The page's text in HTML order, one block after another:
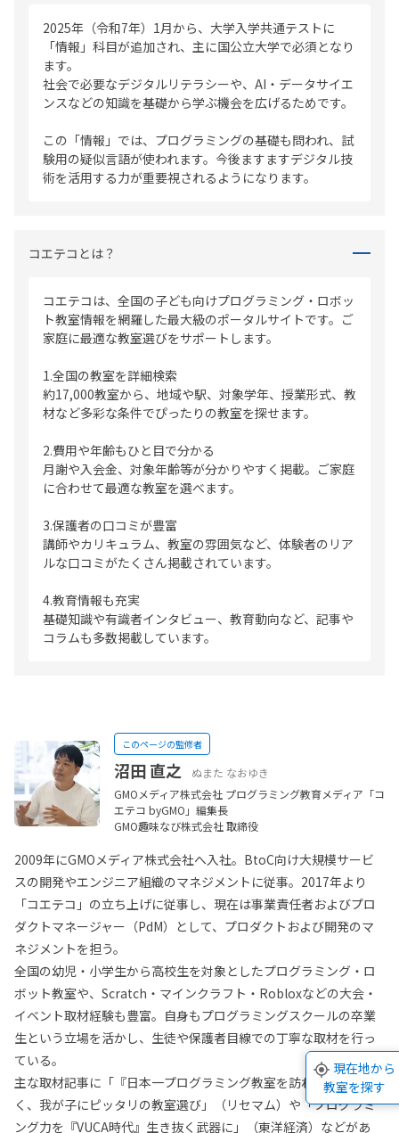
2025年（令和7年）1月から、大学入学共通テストに
「情報」科目が追加され、主に国公立大学で必須となり
ます。
社会で必要なデジタルリテラシーや、AI・データサイエ
ンスなどの知識を基礎から学ぶ機会を広げるためです。
この「情報」では、プログラミングの基礎も問われ、試
験用の疑似言語が使われます。今後ますますデジタル技
術を活用する力が重要視されるようになります。
コエテコとは？
コエテコは、全国の子ども向けプログラミング・ロボッ
ト教室情報を網羅した最大級のポータルサイトです。ご
家庭に最適な教室選びをサポートします。
1.全国の教室を詳細検索
約17,000教室から、地域や駅、対象学年、授業形式、教
材など多彩な条件でぴったりの教室を探せます。
2.費用や年齢もひと目で分かる
月謝や入会金、対象年齢等が分かりやすく掲載。ご家庭
に合わせて最適な教室を選べます。
3.保護者の口コミが豊富
講師やカリキュラム、教室の雰囲気など、体験者のリア
ルな口コミがたくさん掲載されています。
4.教育情報も充実
基礎知識や有識者インタビュー、教育動向など、記事や
コラムも多数掲載しています。
このページの監修者
沼田 直之
ぬまた なおゆき
GMOメディア株式会社 プログラミング教育メディア「コ
エテコ byGMO」編集長
GMO趣味なび株式会社 取締役
2009年にGMOメディア株式会社へ入社。BtoC向け大規模サービ
スの開発やエンジニア組織のマネジメントに従事。2017年より
「コエテコ」の立ち上げに従事し、現在は事業責任者およびプロ
ダクトマネージャー（PdM）として、プロダクトおよび開発のマ
ネジメントを担う。
全国の幼児・小学生から高校生を対象としたプログラミング・ロ
ボット教室や、Scratch・マインクラフト・Robloxなどの大会・
イベント取材経験も豊富。自身もプログラミングスクールの卒業
生という立場を活かし、生徒や保護者目線での丁寧な取材を行っ
ている。
主な取材記事に「『日本一プログラミング教室を訪ねた男』に聞
く、我が子にピッタリの教室選び」（リセマム）や「プログラミ
ング力を『VUCA時代』生き抜く武器に」（東洋経済）などがあ
現在地から
教室を探す